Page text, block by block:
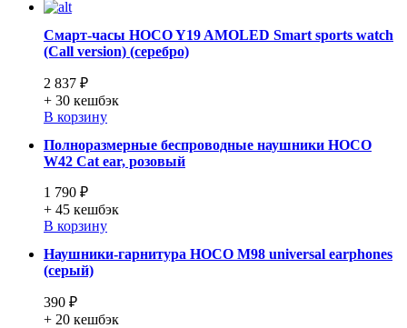
Смарт-часы HOCO Y19 AMOLED Smart sports watch
(Call version) (серебро)
2 837 ₽
+ 30 кешбэк
В корзину
Полноразмерные беспроводные наушники HOCO
W42 Cat ear, розовый
1 790 ₽
+ 45 кешбэк
В корзину
Наушники-гарнитура HOCO M98 universal earphones
(серый)
390 ₽
+ 20 кешбэк